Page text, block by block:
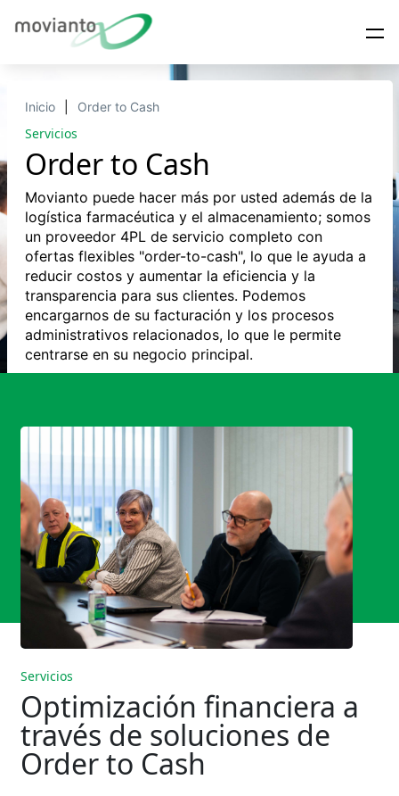
Inicio Order to Cash
Servicios
Order to Cash
Movianto puede hacer más por usted además de la
logística farmacéutica y el almacenamiento; somos
un proveedor 4PL de servicio completo con
ofertas flexibles "order-to-cash", lo que le ayuda a
reducir costos y aumentar la eficiencia y la
transparencia para sus clientes. Podemos
encargarnos de su facturación y los procesos
administrativos relacionados, lo que le permite
centrarse en su negocio principal.
Servicios
Optimización financiera a
través de soluciones de
Order to Cash